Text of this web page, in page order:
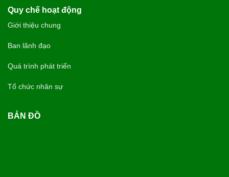
Quy chế hoạt động
Giới thiệu chung
Ban lãnh đạo
Quá trình phát triển
Tổ chức nhân sự
BẢN ĐỒ